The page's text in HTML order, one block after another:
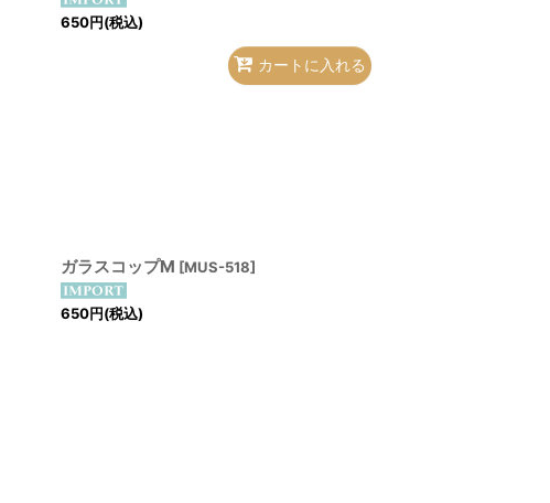
650円(税込)
カートに入れる
ガラスコップM [MUS-518]
650円(税込)